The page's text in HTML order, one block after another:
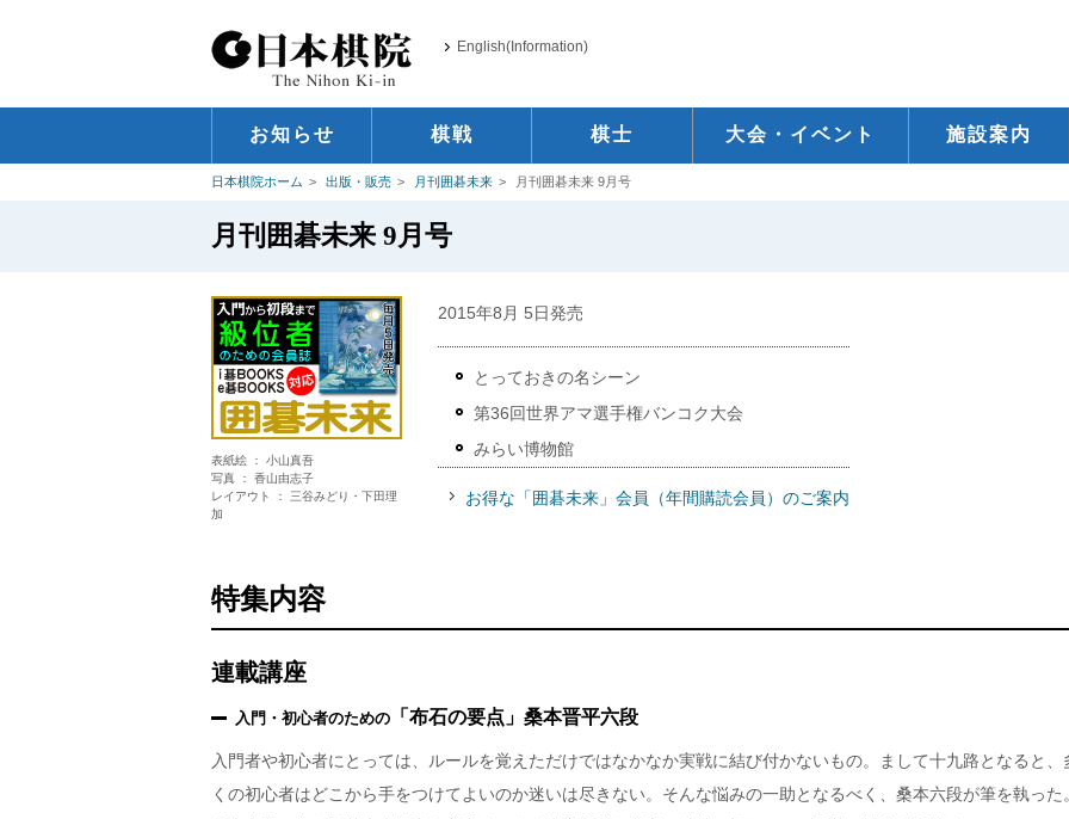
English(Information)
お知らせ 棋戦 棋士 大会・イベント 施設案内
日本棋院ホーム 出版・販売 月刊囲碁未来 月刊囲碁未来 9月号
月刊囲碁未来 9月号
表紙絵 ： 小山真吾
写真 ： 香山由志子
レイアウト ： 三谷みどり・下田理
加
2015年8月 5日発売
とっておきの名シーン
第36回世界アマ選手権バンコク大会
みらい博物館
お得な「囲碁未来」会員（年間購読会員）のご案内
特集内容
連載講座
入門・初心者のための 「布石の要点」桑本晋平六段
入門者や初心者にとっては、ルールを覚えただけではなかなか実戦に結び付かないもの。まして十九路となると、
くの初心者はどこから手をつけてよいのか迷いは尽きない。そんな悩みの一助となるべく、桑本六段が筆を執った。